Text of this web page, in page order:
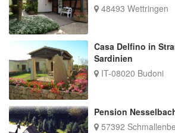
48493 Wettringen
Casa Delfino in
Sardinien
IT-08020 Budoni
Pension
57392